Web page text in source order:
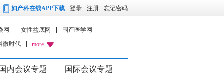
妇产科在线APP下载 登录 注册 忘记密码
网 女性盆底网
围产医学网
微时代 more
国内会议专题 国际会议专题